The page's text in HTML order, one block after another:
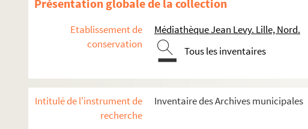
Présentation globale de la collection
Etablissement de
conservation
Médiathèque Jean Levy. Lille, Nord.
Tous les inventaires
Intitulé de l'instrument de
recherche
Inventaire des Archives municipales
am3-k. Elections
am3-n. Biens communaux non-bâtis
am3-o. Travaux publics
am3-q. Etablissement hospitaliers et œuvres charitables
am3-r. Enseignement, action culturelle, sport, tourisme